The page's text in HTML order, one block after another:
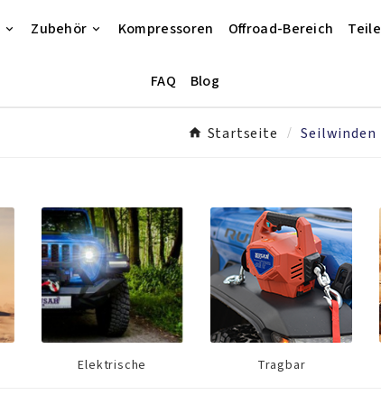
Zubehör Kompressoren Offroad-Bereich Teile
FAQ Blog
Startseite Seilwinden
Elektrische Tragbar